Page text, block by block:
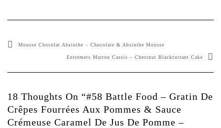
Mousse Chocolat Absinthe – Chocolate & Absinthe Mousse
Entremets Marron Cassis – Chestnut Blackcurrant Cake
18 Thoughts On “#58 Battle Food – Gratin De
Crêpes Fourrées Aux Pommes & Sauce
Crémeuse Caramel De Jus De Pomme –